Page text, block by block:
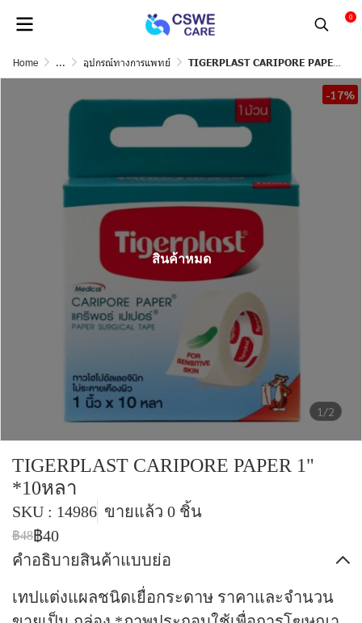
0
Home ... อุปกรณ์ทางการแพทย์ TIGERPLAST CARIPORE PAPER 1" *10หลา
1/2
-17%
สินค้าหมด
TIGERPLAST CARIPORE PAPER 1"
*10หลา
SKU : 14986 ขายแล้ว 0 ชิ้น
฿48฿40
คำอธิบายสินค้าแบบย่อ
เทปแต่งแผลชนิดเยื่อกระดาษ ราคาและจำนวน